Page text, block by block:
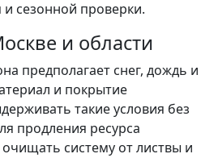
сезонной проверки.
и области
предполагает снег, дождь и
и покрытие
такие условия без
продления ресурса
систему от листвы и